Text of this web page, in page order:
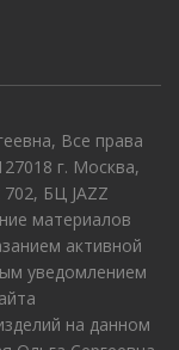
Все права
г. Москва,
БЦ JAZZ
материалов
активной
уведомлением
на данном